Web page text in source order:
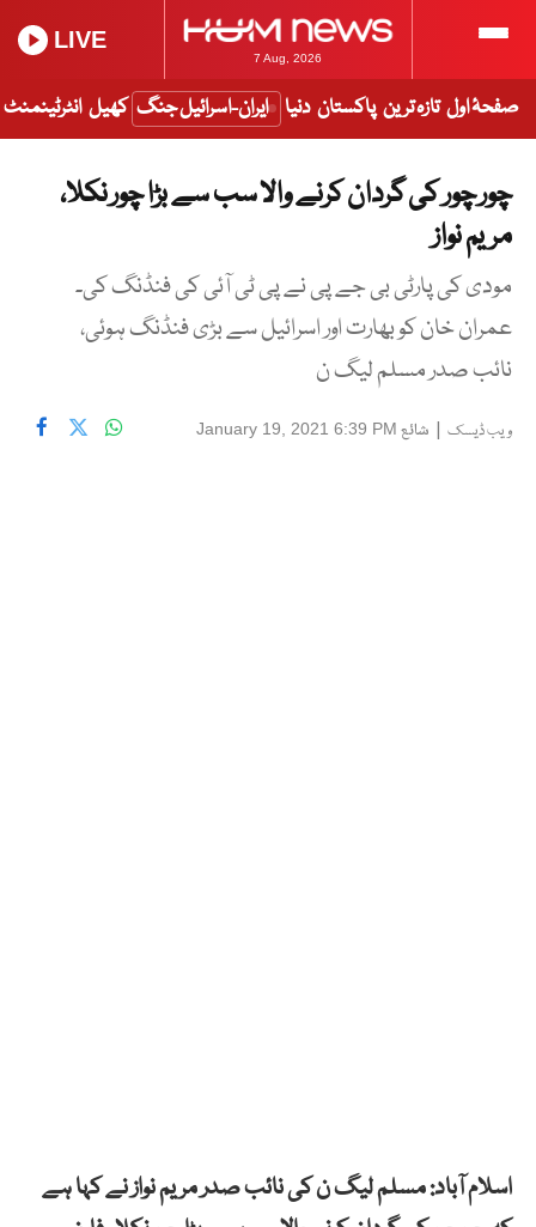
7 Aug, 2026
LIVE
صفحۂ اول تازہ ترین پاکستان دنیا ایران-اسرائیل جنگ کھیل انٹرٹینمنٹ
چور چور کی گردان کرنے والا سب سے بڑا چور نکلا،
مریم نواز
مودی کی پارٹی بی جے پی نے پی ٹی آئی کی فنڈنگ کی۔
عمران خان کو بھارت اور اسرائیل سے بڑی فنڈنگ ہوئی،
نائب صدر مسلم لیگ ن
ویب ڈیسک | شائع January 19, 2021 6:39 PM
اسلام آباد: مسلم لیگ ن کی نائب صدر مریمنوازنےکہا ہے